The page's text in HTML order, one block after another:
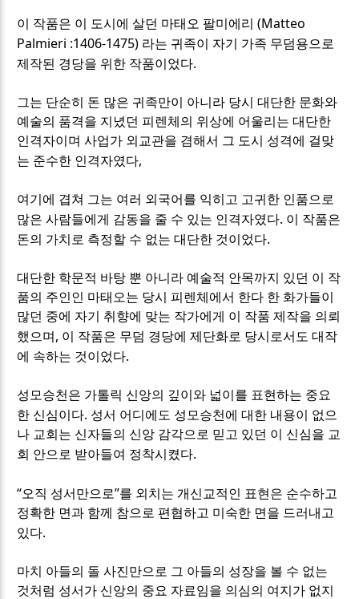
이 작품은 이 도시에 살던 마태오 팔미에리(Matteo
Palmieri :1406-1475) 라는 귀족이 자기 가족 무덤용으로
제작된 경당을 위한 작품이었다.
그는 단순히 돈 많은 귀족만이 아니라 당시 대단한 문화와
예술의 품격을 지녔던 피렌체의 위상에 어울리는 대단한
인격자이며 사업가 외교관을 겸해서 그 도시 성격에 걸맞
는 준수한 인격자였다,
여기에 겹쳐 그는 여러 외국어를 익히고 고귀한 인품으로
많은 사람들에게 감동을 줄 수 있는 인격자였다. 이 작품은
돈의 가치로 측정할 수 없는 대단한 것이었다.
대단한 학문적 바탕 뿐 아니라 예술적 안목까지 있던 이 작
품의 주인인 마태오는 당시 피렌체에서 한다 한 화가들이
많던 중에 자기 취향에 맞는 작가에게 이 작품 제작을 의뢰
했으며 , 이 작품은 무덤 경당에 제단화로 당시로서도 대작
에 속하는 것이었다.
성모승천은 가톨릭 신앙의 깊이와 넓이를 표현하는 중요
한 신심이다. 성서 어디에도 성모승천에 대한 내용이 없으
나 교회는 신자들의 신앙 감각으로 믿고 있던 이 신심을 교
회 안으로 받아들여 정착시켰다.
“오직 성서만으로”를 외치는 개신교적인 표현은 순수하고
정확한 면과 함께 참으로 편협하고 미숙한 면을 드러내고
있다.
마치 아들의 돌 사진만으로 그 아들의 성장을 볼 수 없는
것처럼 성서가 신앙의 중요 자료임을 의심의 여지가 없지